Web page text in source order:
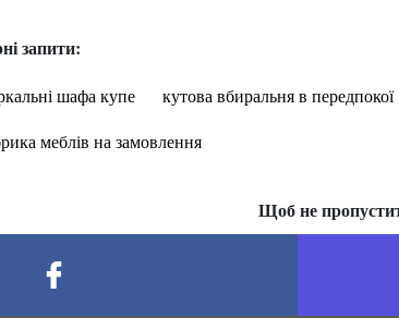
запити:
шафа купе кутова вбиральня в передпокої
меблів на замовлення
Щоб не